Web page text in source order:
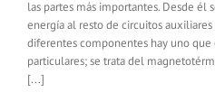
las partes más importantes. Desde él
energía al resto de circuitos
diferentes componentes hay uno que
particulares; se trata del
[...]